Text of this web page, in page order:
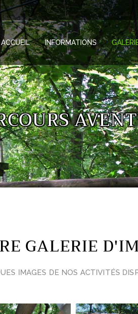
ACCUEIL INFORMATIONS
GALERIE
IMAGES DE NOS ACTIVITÉS